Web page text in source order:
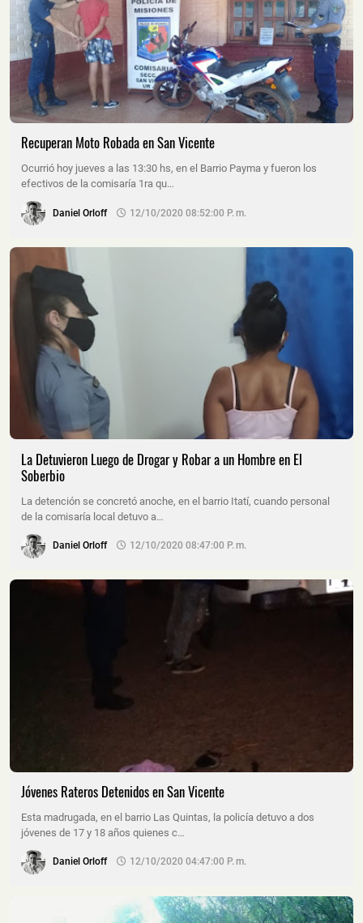
Recuperan Moto Robada en San Vicente
Ocurrió hoy jueves a las 13:30 hs, en el Barrio Payma y fueron los
efectivos de la comisaría 1ra qu…
Daniel Orloff 12/10/2020 08:52:00 P. M.
La Detuvieron Luego de Drogar y Robar a un Hombre en El
Soberbio
La detención se concretó anoche, en el barrio Itatí, cuando personal
de la comisaría local detuvo a…
Daniel Orloff 12/10/2020 08:47:00 P. M.
Jóvenes Rateros Detenidos en San Vicente
Esta madrugada, en el barrio Las Quintas, la policía detuvo a dos
jóvenes de 17 y 18 años quienes c…
Daniel Orloff 12/10/2020 04:47:00 P. M.